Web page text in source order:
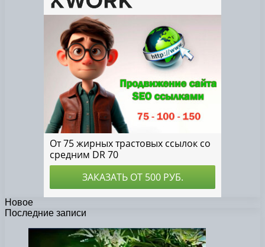
Новое
Последние записи